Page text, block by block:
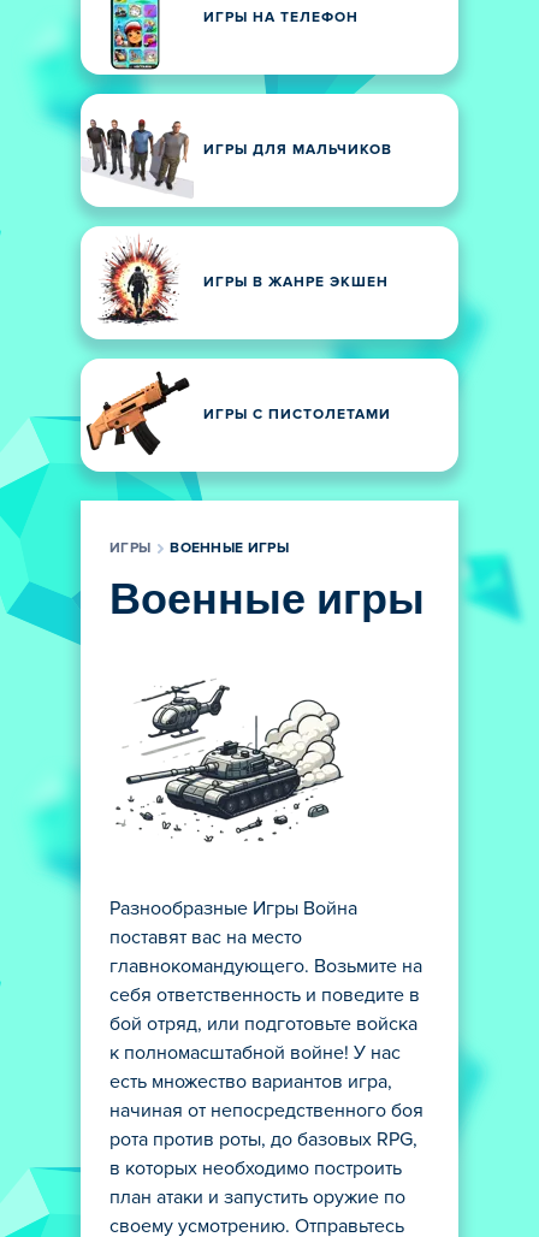
ИГРЫ НА ТЕЛЕФОН
ИГРЫ ДЛЯ МАЛЬЧИКОВ
ИГРЫ В ЖАНРЕ ЭКШЕН
ИГРЫ С ПИСТОЛЕТАМИ
ИГРЫ ВОЕННЫЕ ИГРЫ
Военные игры
Разнообразные Игры Война
поставят вас на место
главнокомандующего. Возьмите на
себя ответственность и поведите в
бой отряд, или подготовьте войска
к полномасштабной войне! У нас
есть множество вариантов игра,
начиная от непосредственного боя
рота против роты, до базовых RPG,
в которых необходимо построить
план атаки и запустить оружие по
своему усмотрению. Отправьтесь